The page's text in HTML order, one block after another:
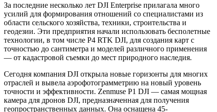
За последние несколько лет DJI Enterprise прилагала много
усилий для формирования отношений со специалистами из
области сельского хозяйства, техники, строительства и
геодезии. Эти предприятия начали использовать бесполетные
технологии, в том числе P4 RTK DJI, для создания карт с
точностью до сантиметра и моделей различного применения
— от кадастровой съемки до мест природного наследия.
Сегодня компания DJI открыла новые горизонты для многих
отраслей и вывела аэрофотограмметрию на новый уровень
точности и эффективности. Zenmuse P1 DJI — самая мощная
камера для дронов DJI, предназначенная для получения
геопространственных данных. Она оснащена 45-